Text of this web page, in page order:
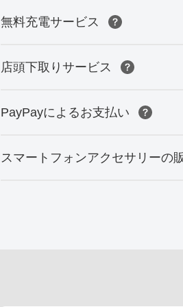
無料充電サービス
店頭下取りサービス
PayPayによるお支払い
スマートフォンアクセサリーの